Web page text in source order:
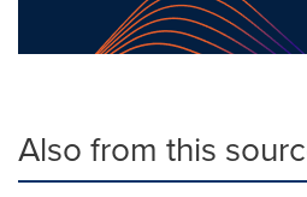
Also from this